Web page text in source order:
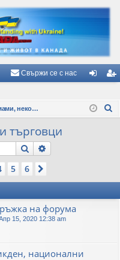
Свържи се с нас
з ис
Лъжи, измами, некоректни търговци
търговци
Търсене
5 6
на форума
15, 2020 12:38 am
национални